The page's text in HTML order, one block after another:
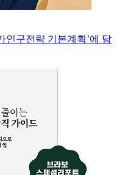
인구전략 기본계획’에 담